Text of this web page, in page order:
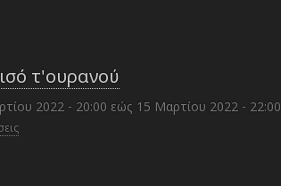
τ'ουρανού
2022 - 20:00 εώς 15 Μαρτίου 2022 - 22:00